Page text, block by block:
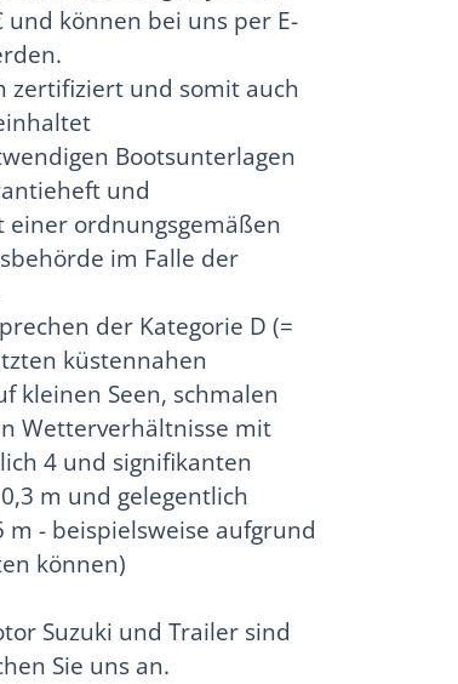
und können bei uns per E-
zertifiziert und somit auch
Bootsunterlagen
und
ordnungsgemäßen
im Falle der
der Kategorie D (=
küstennahen
kleinen Seen, schmalen
Wetterverhältnisse mit
4 und signifikanten
m und gelegentlich
- beispielsweise aufgrund
können)
Suzuki und Trailer sind
Sie uns an.